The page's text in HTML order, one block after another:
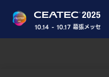
10.14 - 10.17 幕張メッセ